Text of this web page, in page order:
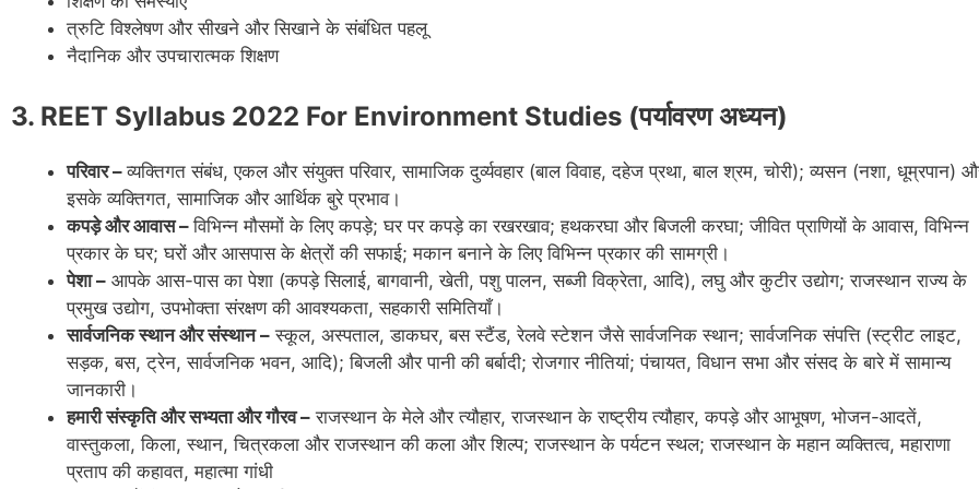
त्रुटि विश्लेषण और सीखने और सिखाने के संबंधित पहलू
नैदानिक ​​और उपचारात्मक शिक्षण
3. REET Syllabus 2022 For Environment Studies (पर्यावरण अध्यन)
परिवार –व्यक्तिगत संबंध, एकल और संयुक्त परिवार, सामाजिक दुर्व्यवहार (बाल विवाह, दहेज प्रथा, बाल श्रम, चोरी); व्यसन (नशा, धूम्रपान)
इसके व्यक्तिगत, सामाजिक और आर्थिक बुरे प्रभाव।
कपड़े और आवास –विभिन्न मौसमों के लिए कपड़े; घर पर कपड़े का रखरखाव; हथकरघा और बिजली करघा; जीवित प्राणियों के आवास, विभिन्न
प्रकार के घर; घरों और आसपास के क्षेत्रों की सफाई; मकान बनाने के लिए विभिन्न प्रकार की सामग्री।
पेशा – आपके आस-पास का पेशा (कपड़े सिलाई, बागवानी, खेती, पशु पालन, सब्जी विक्रेता, आदि), लघु और कुटीर उद्योग; राजस्थान राज्य के
प्रमुख उद्योग, उपभोक्ता संरक्षण की आवश्यकता, सहकारी समितियाँ।
सार्वजनिक स्थान और संस्थान – स्कूल, अस्पताल, डाकघर, बस स्टैंड, रेलवे स्टेशन जैसे सार्वजनिक स्थान; सार्वजनिक संपत्ति (स्ट्रीट लाइट,
सड़क, बस, ट्रेन, सार्वजनिक भवन, आदि); बिजली और पानी की बर्बादी; रोजगार नीतियां; पंचायत, विधान सभा और संसद के बारे में सामान्य
जानकारी।
हमारी संस्कृति और सभ्यता और गौरव – राजस्थान के मेले और त्यौहार, राजस्थान के राष्ट्रीय त्यौहार, कपड़े और आभूषण, भोजन-आदतें,
वास्तुकला, किला, स्थान, चित्रकला और राजस्थान की कला और शिल्प; राजस्थान के पर्यटन स्थल; राजस्थान के महान व्यक्तित्व, महाराणा
प्रताप की कहावत, महात्मा गांधी